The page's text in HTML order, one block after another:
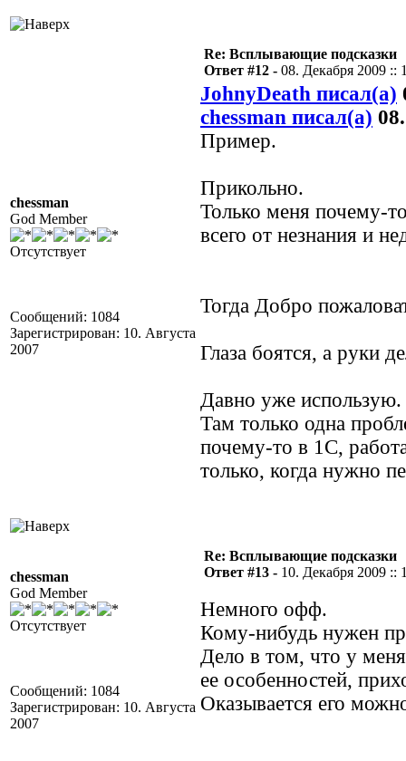
chessman
God Member
Отсутствует
Сообщений: 1084
Зарегистрирован: 10. Августа
2007
Re: Всплывающие подсказки
Ответ #12 - 08. Декабря 2009 ::
JohnyDeath писал(а)
chessman писал(а)
Пример.
Прикольно.
Только меня почему-
всего от незнания и
Тогда Добро
Глаза боятся, а руки
Давно уже использую.
Там только одна
почему-то в 1С,
только, когда нужно
chessman
God Member
Отсутствует
Сообщений: 1084
Зарегистрирован: 10. Августа
2007
Re: Всплывающие подсказки
Ответ #13 - 10. Декабря 2009 ::
Немного офф.
Кому-нибудь нужен
Дело в том, что у
ее особенностей,
Оказывается его